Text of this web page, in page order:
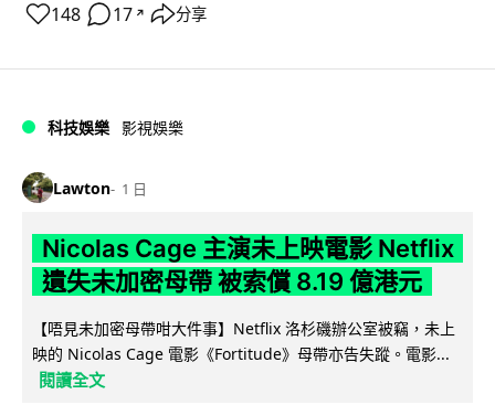
148 17 ↗ 分享
科技娛樂 影視娛樂
Lawton 1 日
Nicolas Cage 主演未上映電影 Netflix
遺失未加密母帶 被索償 8.19 億港元
【唔見未加密母帶咁大件事】Netflix 洛杉磯辦公室被竊，未上
映的 Nicolas Cage 電影《Fortitude》母帶亦告失蹤。電影...
閱讀全文